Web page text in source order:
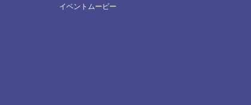
イベントムービー